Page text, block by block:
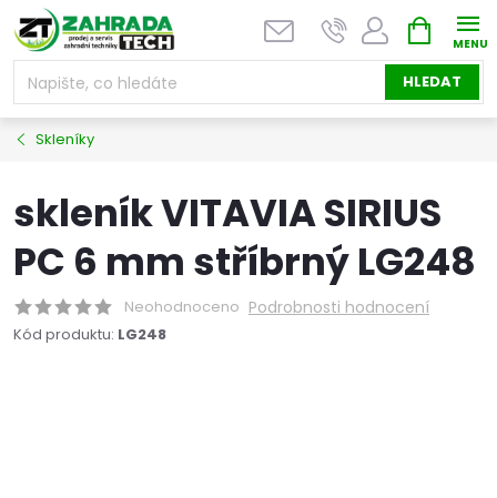
Přejít
na
obsah
HLEDAT
NÁKUPNÍ
KOŠÍK
Skleníky
skleník VITAVIA SIRIUS
PC 6 mm stříbrný LG248
Neohodnoceno Podrobnosti hodnocení
Kód produktu: LG248